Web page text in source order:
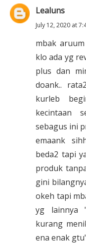
Lealuns
July 12, 2020 at
mbak
klo ada yg
plus dan
doank..
kurleb
kecintaan
sebagus ini
emaank
beda2 tapi
produk
gini
okeh tapi
yg lainnya
kurang
ena enak